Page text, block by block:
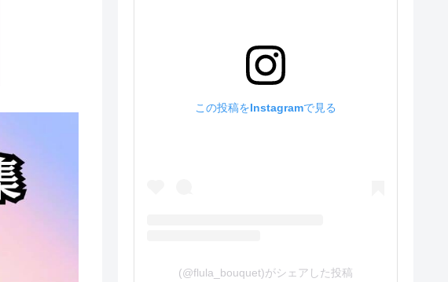
この投稿をInstagramで見る
(@flula_bouquet)がシェアした投稿